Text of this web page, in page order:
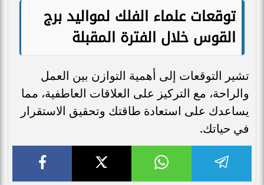
توقعات علماء الفلك لمواليد برج
القوس خلال الفترة المقبلة
تشير التوقعات إلى أهمية التوازن بين العمل
والراحة، مع التركيز على العلاقات العاطفية، مما
يساعدك على استعادة طاقتك وتحقيق الاستقرار
في حياتك.